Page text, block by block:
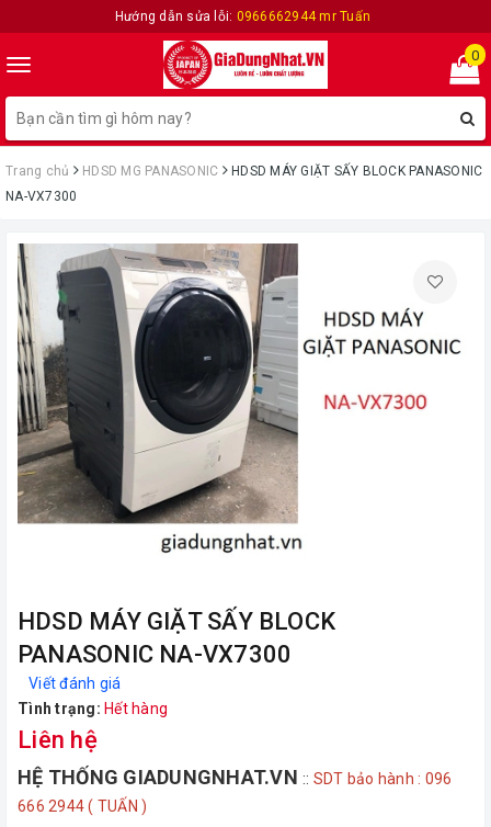
Hướng dẫn sửa lỗi: 0966662944 mr Tuấn
Toggle
navigation
0
Trang chủ HDSD MG PANASONIC
HDSD MÁY GIẶT SẤY BLOCK PANASONIC
NA-VX7300
HDSD MÁY GIẶT SẤY BLOCK
PANASONIC NA-VX7300
Viết đánh giá
Tình trạng: Hết hàng
Liên hệ
HỆ THỐNG GIADUNGNHAT.VN :: SDT bảo hành : 096
666 2944 ( TUẤN )